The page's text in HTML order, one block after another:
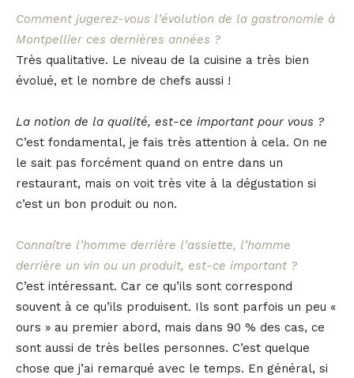
Comment jugerez-vous l’évolution de la gastronomie à
Montpellier ces dernières années ?
Très qualitative. Le niveau de la cuisine a très bien
évolué, et le nombre de chefs aussi !
La notion de la qualité, est-ce important pour vous ?
C’est fondamental, je fais très attention à cela. On ne
le sait pas forcément quand on entre dans un
restaurant, mais on voit très vite à la dégustation si
c’est un bon produit ou non.
Connaître l’homme derrière l’assiette, l’homme
derrière un vin ou un produit, est-ce important ?
C’est intéressant. Car ce qu’ils sont correspond
souvent à ce qu’ils produisent. Ils sont parfois un peu «
ours » au premier abord, mais dans 90 % des cas, ce
sont aussi de très belles personnes. C’est quelque
chose que j’ai remarqué avec le temps. En général, si